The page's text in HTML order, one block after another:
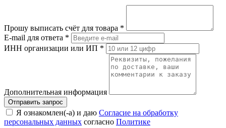
Прошу выписать счёт для товара *
E-mail для ответа *
ИНН организации или ИП *
Дополнительная информация
Я ознакомлен(-а) и даю Согласие на обработку
персональных данных согласно Политике